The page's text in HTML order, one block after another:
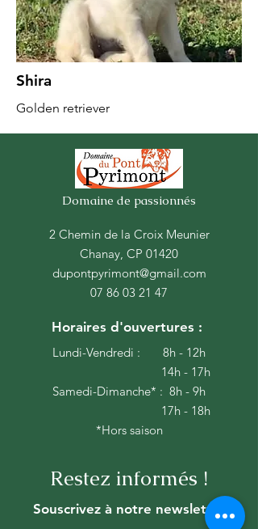
Shira
Golden retriever
Domaine de passionnés
2 Chemin de la Croix Meunier
Chanay, CP 01420
dupontpyrimont@gmail.com
07 86 03 21 47
Horaires d'ouvertures :
Lundi-Vendredi : 8h - 12h
14h - 17h
Samedi-Dimanche* : 8h - 9h
17h - 18h
*Hors saison
Restez informés !
Souscrivez à notre newsletter